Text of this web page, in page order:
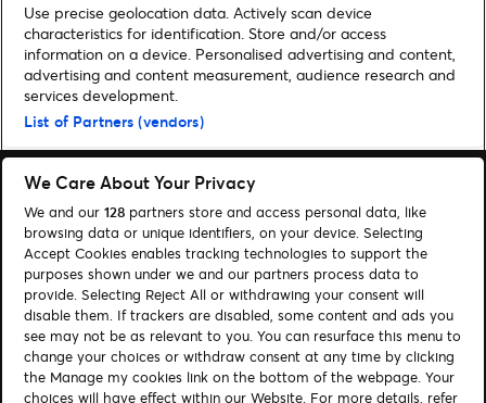
Home»Musik»24 Geschenke: Unser Gewinnspiel-Adventskalender 2019
Suchen
Cookie-Einwilligungstool
Autor*innen
Kontakt
Impressum
Tickets
Use precise geolocation data. Actively scan device
characteristics for identification. Store and/or access
information on a device. Personalised advertising and content,
advertising and content measurement, audience research and
services development.
List of Partners (vendors)
We Care About Your Privacy
We and our 128 partners store and access personal data, like
browsing data or unique identifiers, on your device. Selecting
Accept Cookies enables tracking technologies to support the
purposes shown under we and our partners process data to
provide. Selecting Reject All or withdrawing your consent will
disable them. If trackers are disabled, some content and ads you
see may not be as relevant to you. You can resurface this menu to
change your choices or withdraw consent at any time by clicking
the Manage my cookies link on the bottom of the webpage. Your
choices will have effect within our Website. For more details, refer